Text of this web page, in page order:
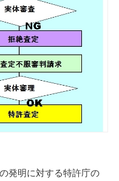
発明に対する特許庁の